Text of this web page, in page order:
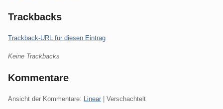
Trackbacks
Trackback-URL für diesen Eintrag
Keine Trackbacks
Kommentare
Ansicht der Kommentare: Linear | Verschachtelt